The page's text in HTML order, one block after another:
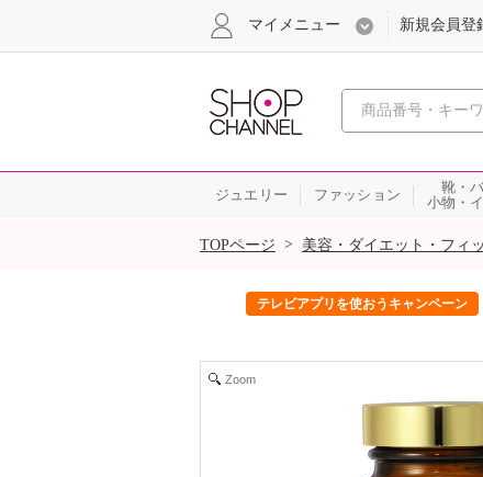
心おどる、
マイメニュー 新規会員登
ジュエリー ファッション
靴・
小物・
SALE
TOPページ > 美容・ダイエット・フィ
テレビアプリを使おうキャンペーン
Zoom